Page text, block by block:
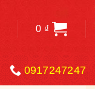
0 ₫
0917247247